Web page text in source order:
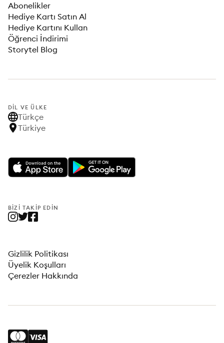
Abonelikler
Hediye Kartı Satın Al
Hediye Kartını Kullan
Öğrenci İndirimi
Storytel Blog
DIL VE ÜLKE
Türkçe
Türkiye
BIZI TAKIP EDIN
Gizlilik Politikası
Üyelik Koşulları
Çerezler Hakkında